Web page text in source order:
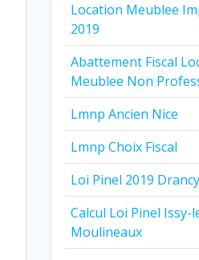
Location Meublee
2019
Abattement Fiscal
Meublee Non
Lmnp Ancien Nice
Lmnp Choix Fiscal
Loi Pinel 2019 Drancy
Calcul Loi Pinel Issy-
Moulineaux